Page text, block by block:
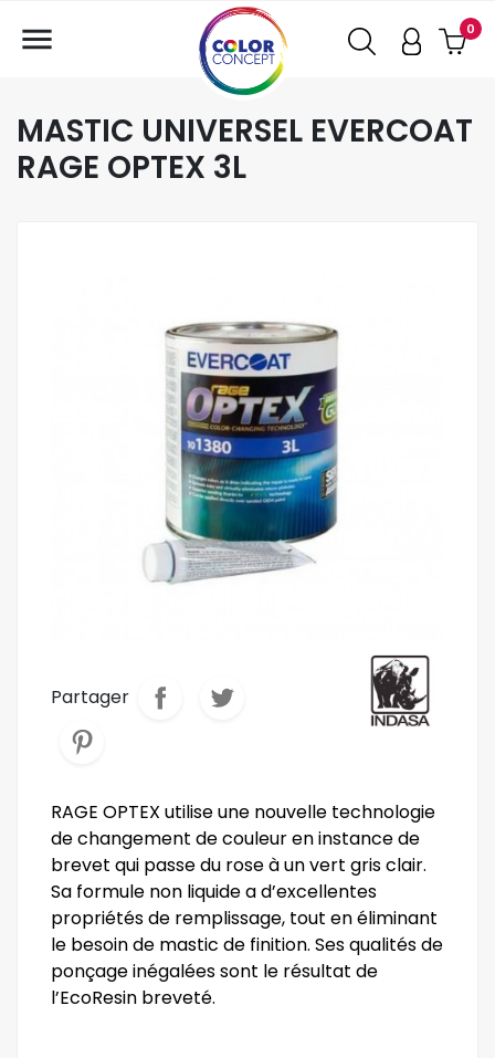
0

MASTIC UNIVERSEL EVERCOAT
RAGE OPTEX 3L
Partager
RAGE OPTEX utilise une nouvelle technologie
de changement de couleur en instance de
brevet qui passe du rose à un vert gris clair.
Sa formule non liquide a d’excellentes
propriétés de remplissage, tout en éliminant
le besoin de mastic de finition. Ses qualités de
ponçage inégalées sont le résultat de
l’EcoResin breveté.